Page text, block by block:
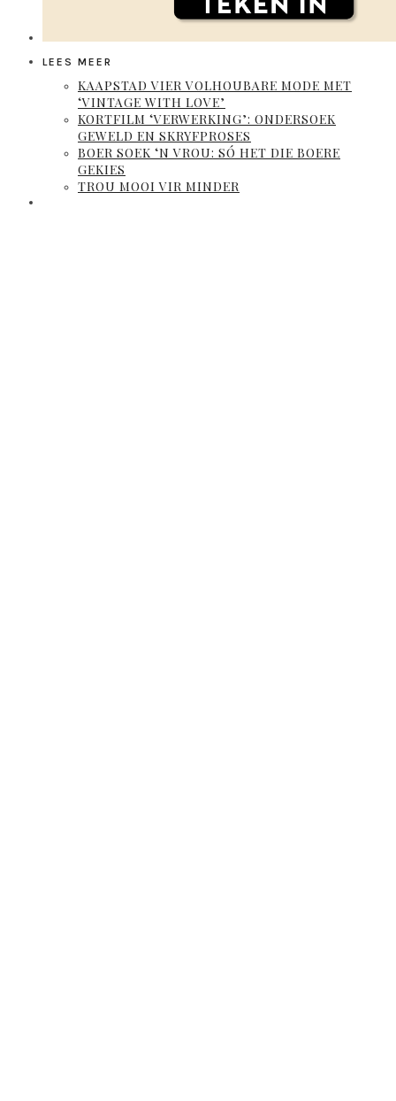
LEES MEER
KAAPSTAD VIER VOLHOUBARE MODE MET
‘VINTAGE WITH LOVE’
KORTFILM ‘VERWERKING’: ONDERSOEK
GEWELD EN SKRYFPROSES
BOER SOEK ‘N VROU: SÓ HET DIE BOERE
GEKIES
TROU MOOI VIR MINDER